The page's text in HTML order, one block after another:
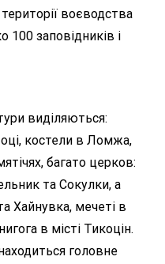
воєводства
100 заповідників і
виділяються:
костели в Ломжа,
багато церков:
та Сокулки, а
Хайнувка, мечеті в
в місті Тикоцін.
головне